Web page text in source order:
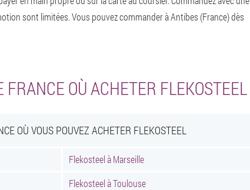
sont limitées. Vous pouvez commander à Antibes (France) dès
FRANCE OÙ ACHETER FLEKOSTEEL
OÙ VOUS POUVEZ ACHETER FLEKOSTEEL
Flekosteel à Marseille
Flekosteel à Toulouse